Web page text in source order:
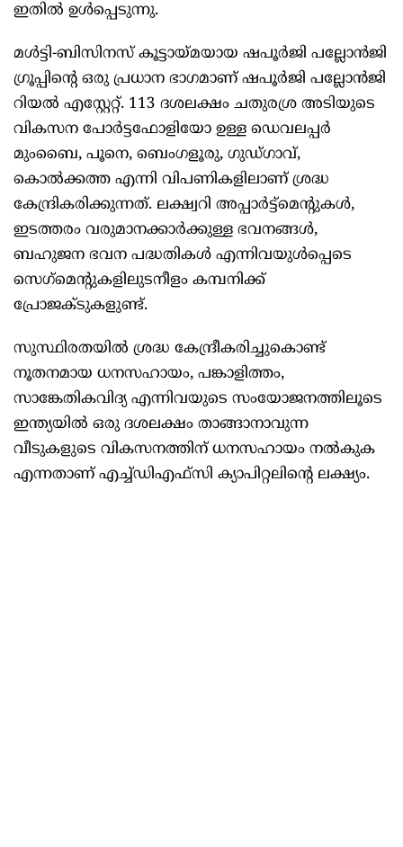
ഇതിൽ ഉൾപ്പെടുന്നു.
മൾട്ടി-ബിസിനസ് കൂട്ടായ്മയായ ഷപൂർജി പല്ലോൻജി
ഗ്രൂപ്പിന്റെ ഒരു പ്രധാന ഭാഗമാണ് ഷപൂർജി പല്ലോൻജി
റിയൽ എസ്റ്റേറ്റ്. 113 ദശലക്ഷം ചതുരശ്ര അടിയുടെ
വികസന പോർട്ടഫോളിയോ ഉള്ള ഡെവലപ്പർ
മുംബൈ, പൂനെ, ബെംഗളൂരു, ഗുഡ്ഗാവ്,
കൊൽക്കത്ത എന്നി വിപണികളിലാണ് ശ്രദ്ധ
കേന്ദ്രികരിക്കുന്നത്. ലക്ഷ്വറി അപ്പാർട്ട്‌മെന്റുകൾ,
ഇടത്തരം വരുമാനക്കാർക്കുള്ള ഭവനങ്ങൾ,
ബഹുജന ഭവന പദ്ധതികൾ എന്നിവയുൾപ്പെടെ
സെഗ്‌മെന്റുകളിലുടനീളം കമ്പനിക്ക്
പ്രോജക്ടുകളുണ്ട്.
സുസ്ഥിരതയിൽ ശ്രദ്ധ കേന്ദ്രീകരിച്ചുകൊണ്ട്
നൂതനമായ ധനസഹായം, പങ്കാളിത്തം,
സാങ്കേതികവിദ്യ എന്നിവയുടെ സംയോജനത്തിലൂടെ
ഇന്ത്യയിൽ ഒരു ദശലക്ഷം താങ്ങാനാവുന്ന
വീടുകളുടെ വികസനത്തിന് ധനസഹായം നൽകുക
എന്നതാണ് എച്ച്‌ഡിഎഫ്‌സി ക്യാപിറ്റലിന്റെ ലക്ഷ്യം.